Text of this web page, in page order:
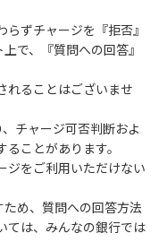
ずチャージを『拒否』
で、『質問への回答』
れることはございませ
チャージ可否判断およ
ことがあります。
ジをご利用いただけない
め、質問への回答方法
ては、みんなの銀行では